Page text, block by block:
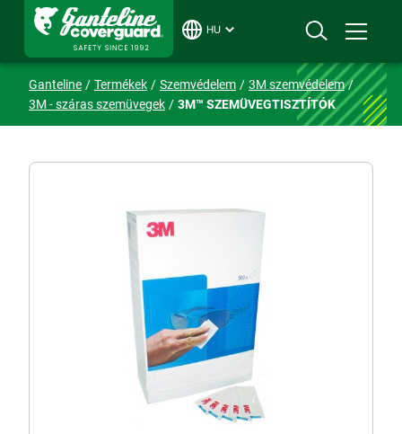
HU
Ganteline Termékek Szemvédelem
3M szemvédelem
3M - száras szemüvegek
3M™ SZEMÜVEGTISZTÍTÓK